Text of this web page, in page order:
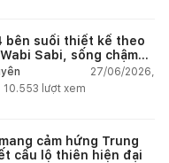
bên suối thiết kế theo
Sabi, sống chậm
27/06/2026,
10.553 lượt xem
cảm hứng Trung
cấu lộ thiên hiện đại